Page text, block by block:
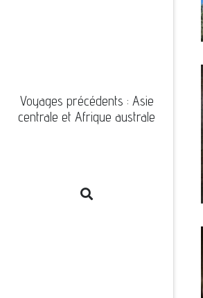
Voyages précédents : Asie
centrale et Afrique australe